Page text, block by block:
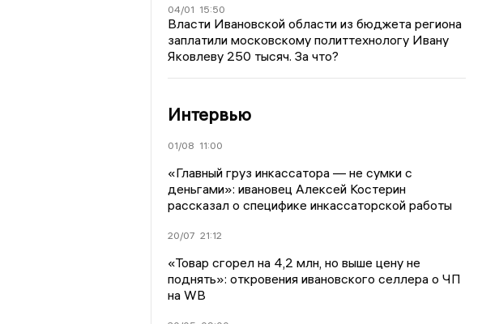
04/01 15:50
Власти Ивановской области из бюджета региона
заплатили московскому политтехнологу Ивану
Яковлеву 250 тысяч. За что?
Интервью
01/08 11:00
«Главный груз инкассатора — не сумки с
деньгами»: ивановец Алексей Костерин
рассказал о специфике инкассаторской работы
20/07 21:12
«Товар сгорел на 4,2 млн, но выше цену не
поднять»: откровения ивановского селлера о ЧП
на WB